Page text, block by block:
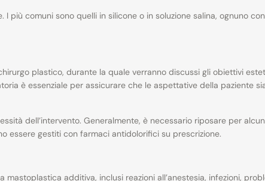
più comuni sono quelli in silicone o in soluzione salina, ognuno
plastico, durante la quale verranno discussi gli obiettivi
è essenziale per assicurare che le aspettative della paziente
dell’intervento. Generalmente, è necessario riposare per
essere gestiti con farmaci antidolorifici su prescrizione.
additiva, inclusi reazioni all’anestesia, infezioni,